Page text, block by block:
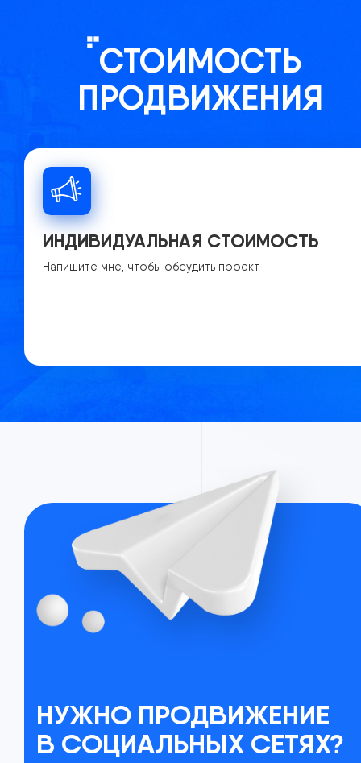
СТОИМОСТЬ
ПРОДВИЖЕНИЯ
ИНДИВИДУАЛЬНАЯ СТОИМОСТЬ
Напишите мне, чтобы обсудить проект
НУЖНО ПРОДВИЖЕНИЕ
В СОЦИАЛЬНЫХ СЕТЯХ?